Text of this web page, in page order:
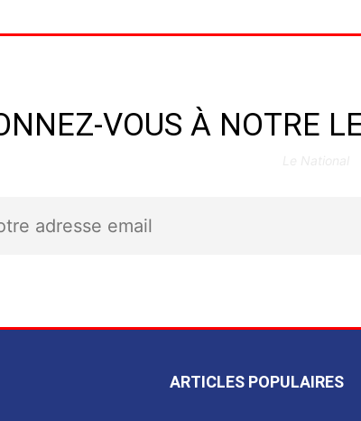
VOUS À NOTRE
ARTICLES POPULAIRES